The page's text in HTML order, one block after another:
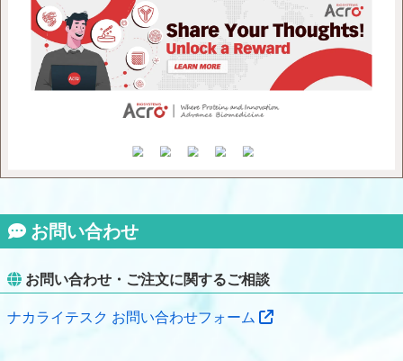
お問い合わせ
お問い合わせ・ご注文に関するご相談
ナカライテスク お問い合わせフォーム